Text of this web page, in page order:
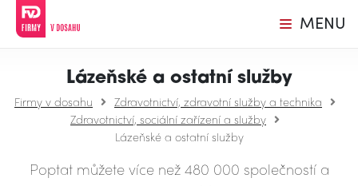
MENU
Lázeňské a ostatní služby
Firmy v dosahu
Zdravotnictví, zdravotní služby a technika
Zdravotnictví, sociální zařízení a služby
Lázeňské a ostatní služby
Poptat můžete více než 480 000 společností a